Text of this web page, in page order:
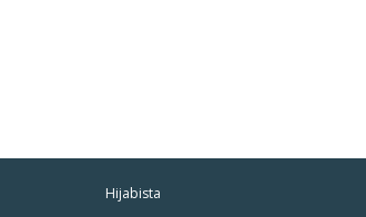
Hijabista